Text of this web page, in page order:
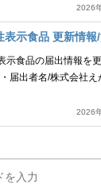
2026
示食品 更新情
示食品の届出情報を
届出者名/株式会社
2026